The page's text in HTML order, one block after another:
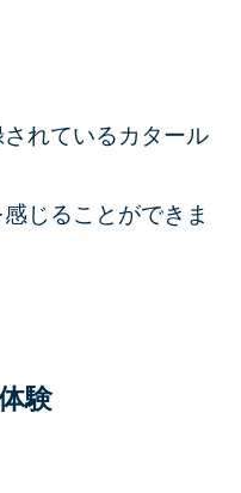
れているカタール
じることができま
験